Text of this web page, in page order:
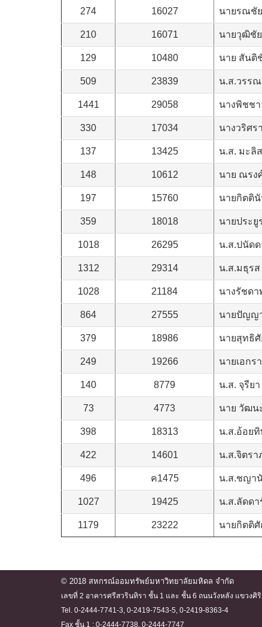
274 16027 นายรณชั
210 16071 นายวุฒิชั
129 10480 นาย สันติ
509 23839 น.ส.วรร
1441 29058 นางพิชช
330 17034 นางวริศร
137 13425 น.ส. มะลิ
148 10612 นาย ณรง
197 15760 นายกิตติ
359 18018 นายประยู
1018 26295 น.ส.ปนัด
1312 29314 น.ส.มธุร
1028 21184 นางรัชดา
864 27555 นายปัญญ
379 18986 นายสุทธิ
249 19266 นายเอกร
140 8779 น.ส. จุรีย
73 4773 นาย วัฒน
398 18313 น.ส.อ้อย
422 14601 น.ส.จิตร
496 ค1475 น.ส.ชญา
1027 19425 น.ส.ลัดด
1179 23222 นายกิตติ
© 2018 สหกรณ์ออมทรัพย์มหาวิทยาลัยมหิดล จำกัด
เลขที่ 2 อาคารศรีสวรินทิรา ชั้น 1 และ ชั้น 6 ถนนวังหลัง แขวงศิ
Tel. 0-2444-7741-3, 0-2419-7543-5, 0-2419-8363-4
Fax ชั้น 1 : 0-2444-7738, 0-2444-7747